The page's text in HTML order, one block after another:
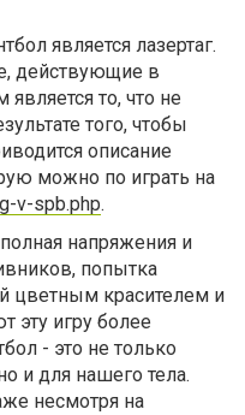
является лазертаг.
действующие в
то, что не
того, чтобы
описание
можно по играть на
v-spb.php.
напряжения и
попытка
цветным красителем и
эту игру более
- это не только
и для нашего тела.
несмотря на